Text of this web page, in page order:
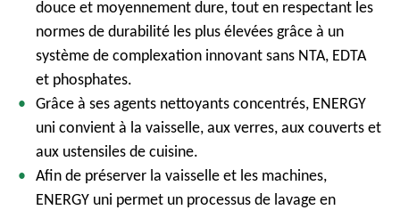
douce et moyennement dure, tout en respectant les
normes de durabilité les plus élevées grâce à un
système de complexation innovant sans NTA, EDTA
et phosphates.
Grâce à ses agents nettoyants concentrés, ENERGY
uni convient à la vaisselle, aux verres, aux couverts et
aux ustensiles de cuisine.
Afin de préserver la vaisselle et les machines,
ENERGY uni permet un processus de lavage en